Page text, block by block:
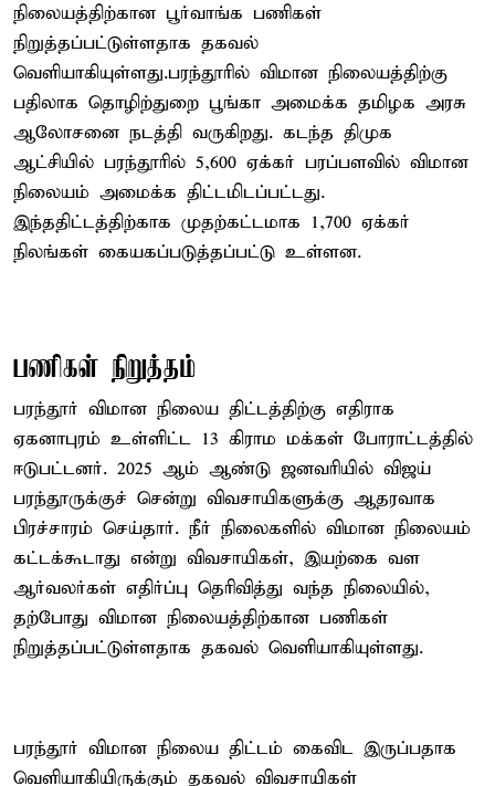
நிலையத்திற்கான பூர்வாங்க பணிகள்
நிறுத்தப்பட்டுள்ளதாக தகவல்
வெளியாகியுள்ளது.பரந்தூரில் விமான நிலையத்திற்கு
பதிலாக தொழிற்துறை பூங்கா அமைக்க தமிழக அரசு
ஆலோசனை நடத்தி வருகிறது. கடந்த திமுக
ஆட்சியில் பரந்தூரில் 5,600 ஏக்கர் பரப்பளவில் விமான
நிலையம் அமைக்க திட்டமிடப்பட்டது.
இந்ததிட்டத்திற்காக முதற்கட்டமாக 1,700 ஏக்கர்
நிலங்கள் கையகப்படுத்தப்பட்டு உள்ளன.
பணிகள் நிறுத்தம்
பரந்தூர் விமான நிலைய திட்டத்திற்கு எதிராக
ஏகனாபுரம் உள்ளிட்ட 13 கிராம மக்கள் போராட்டத்தில்
ஈடுபட்டனர். 2025 ஆம் ஆண்டு ஜனவரியில் விஜய்
பரந்தூருக்குச் சென்று விவசாயிகளுக்கு ஆதரவாக
பிரச்சாரம் செய்தார். நீர் நிலைகளில் விமான நிலையம்
கட்டக்கூடாது என்று விவசாயிகள், இயற்கை வள
ஆர்வலர்கள் எதிர்ப்பு தெரிவித்து வந்த நிலையில்,
தற்போது விமான நிலையத்திற்கான பணிகள்
நிறுத்தப்பட்டுள்ளதாக தகவல் வெளியாகியுள்ளது.
பரந்தூர் விமான நிலைய திட்டம் கைவிட இருப்பதாக
வெளியாகியிருக்கும் தகவல் விவசாயிகள்